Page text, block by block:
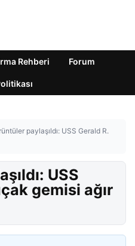
Rehberi Forum
paylaşıldı: USS Gerald R.
USS
gemisi ağır